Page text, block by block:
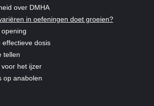
over DMHA
in oefeningen doet groeien?
effectieve dosis
tellen
voor het ijzer
op anabolen